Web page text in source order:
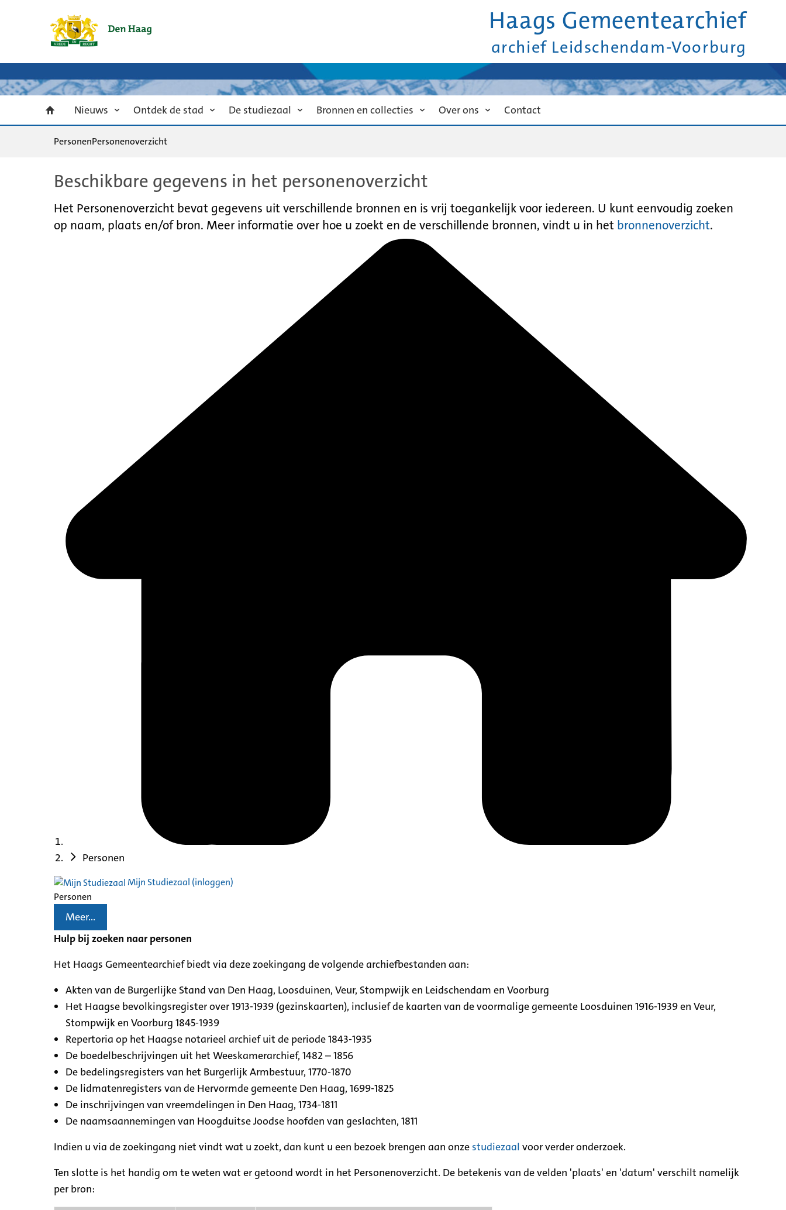
Haags Gemeentearchief
archief Leidschendam-Voorburg
Nieuws Ontdek de stad De studiezaal Bronnen en collecties Over ons Contact
PersonenPersonenoverzicht
Beschikbare gegevens in het personenoverzicht
Het Personenoverzicht bevat gegevens uit verschillende bronnen en is vrij toegankelijk voor iedereen. U kunt eenvoudig zoeken
op naam, plaats en/of bron. Meer informatie over hoe u zoekt en de verschillende bronnen, vindt u in het bronnenoverzicht.
Personen
Mijn Studiezaal (inloggen)
Personen
Meer...
Hulp bij zoeken naar personen
Het Haags Gemeentearchief biedt via deze zoekingang de volgende archiefbestanden aan:
Akten van de Burgerlijke Stand van Den Haag, Loosduinen, Veur, Stompwijk en Leidschendam en Voorburg
Het Haagse bevolkingsregister over 1913-1939 (gezinskaarten), inclusief de kaarten van de voormalige gemeente Loosduinen 1916-1939 en Veur,
Stompwijk en Voorburg 1845-1939
Repertoria op het Haagse notarieel archief uit de periode 1843-1935
De boedelbeschrijvingen uit het Weeskamerarchief, 1482 – 1856
De bedelingsregisters van het Burgerlijk Armbestuur, 1770-1870
De lidmatenregisters van de Hervormde gemeente Den Haag, 1699-1825
De inschrijvingen van vreemdelingen in Den Haag, 1734-1811
De naamsaannemingen van Hoogduitse Joodse hoofden van geslachten, 1811
Indien u via de zoekingang niet vindt wat u zoekt, dan kunt u een bezoek brengen aan onze studiezaal voor verder onderzoek.
Ten slotte is het handig om te weten wat er getoond wordt in het Personenoverzicht. De betekenis van de velden 'plaats' en 'datum' verschilt namelijk
per bron: